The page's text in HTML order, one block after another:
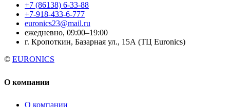
+7 (86138) 6-33-88
+7-918-433-6-777
euronics23@mail.ru
ежедневно, 09:00–19:00
г. Кропоткин, Базарная ул., 15А (ТЦ Euronics)
© EURONICS
О компании
О компании